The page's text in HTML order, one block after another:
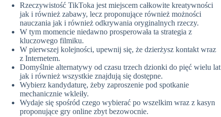
Rzeczywistość TikToka jest miejscem całkowite kreatywności
jak i również zabawy, lecz proponujące również możności
nauczania jak i również odkrywania oryginalnych rzeczy.
W tym momencie niedawno prosperowała ta strategia z
kluczowego filmiku.
W pierwszej kolejności, upewnij się, że dzierżysz kontakt wraz
z Internetem.
Domyślnie alternatywy od czasu trzech dzionki do pięć wielu lat
jak i również wszystkie znajdują się dostępne.
Wybierz kandydaturę, żeby zaproszenie pod spotkanie
mechanicznie wkleiły.
Wydaje się spośród czego wybierać po wszelkim wraz z kasyn
proponujące gry online zbyt bezowocnie.